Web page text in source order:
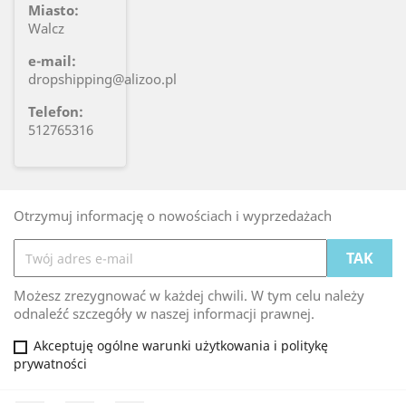
Miasto:
Walcz
e-mail:
dropshipping@alizoo.pl
Telefon:
512765316
Otrzymuj informację o nowościach i wyprzedażach
Możesz zrezygnować w każdej chwili. W tym celu należy
odnaleźć szczegóły w naszej informacji prawnej.
Akceptuję ogólne warunki użytkowania i politykę
prywatności